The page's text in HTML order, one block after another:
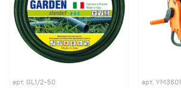
арт. GL1/2-50 арт. YM3601